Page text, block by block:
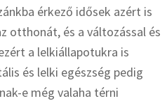
érkező idősek azért is
otthonát, és a változással és
a lelkiállapotukra is
és lelki egészség pedig
e még valaha térni